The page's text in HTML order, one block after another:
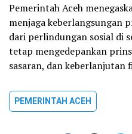
Pemerintah Aceh
menjaga keberlangsungan
dari perlindungan sosial di
tetap mengedepankan
sasaran, dan keberlanjutan
PEMERINTAH ACEH